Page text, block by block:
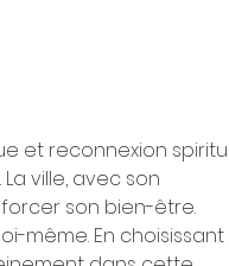
et reconnexion
ville, avec son
son bien-être.
même. En choisissant